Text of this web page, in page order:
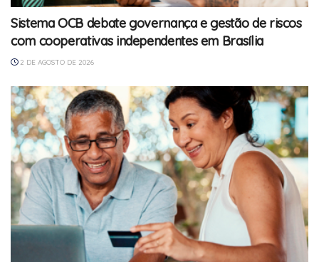
Sistema OCB debate governança e gestão de riscos
com cooperativas independentes em Brasília
2 DE AGOSTO DE 2026